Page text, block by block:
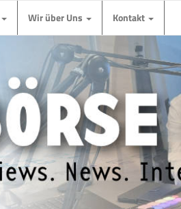
Wir über Uns Kontakt